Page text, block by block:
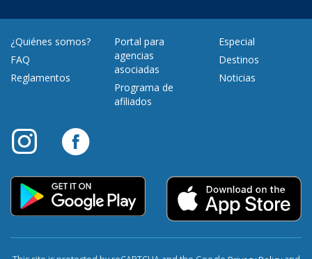
¿Quiénes somos?
FAQ
Reglamentos
Portal para
agencias
asociadas
Programa de
afiliados
Especial
Destinos
Noticias